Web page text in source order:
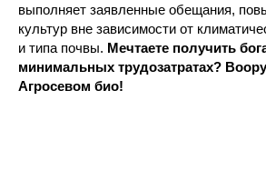
выполняет заявленные обещания,
культур вне зависимости от
и типа почвы. Мечтаете получить
минимальных трудозатратах?
Агросевом био!